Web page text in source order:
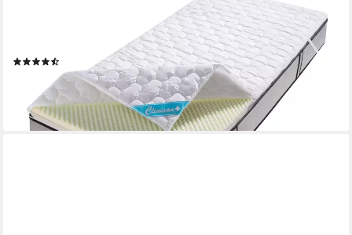
Topper Clinisan Punktoflex, Bezug kochfest 95°, 6 cm hoch,
Baumwolle, Komfortschaum, Polyester, kochfester Bezug -
Druckentlastung durch Noppen-Struktur
ab 91,99 € UVP119,00 €
-23%
lieferbar - in 4-5 Werktagen bei dir